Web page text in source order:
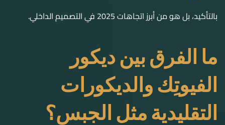
بالتأكيد، بل هو من أبرز اتجاهات 2025 في التصميم الداخلي.
ما الفرق بين ديكور
الفيوتِك والديكورات
التقليدية مثل الجبس؟